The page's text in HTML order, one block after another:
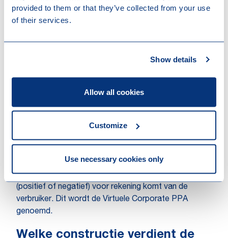
provided to them or that they’ve collected from your use
of their services.
Show details
Allow all cookies
Customize
Use necessary cookies only
subsidie van RVO ontvangt. Deze producent levert de
elektriciteit en de garanties van oorsprong – met
energiebedrijf. De verbruiker betaalt aan de producent
energiebedrijf een ‘sleeve fee’ voor de
balanceringsdiensten.
Nog wat ingewikkelder kan het ook: dan wordt de link
tussen producent en verbruiker teruggebracht tot een
‘virtuele’ levering. De groene producent verkoopt de
elektriciteit in bij zijn energiebedrijf, waarbij is
afgesproken dat het verschil tussen beide transacties
(positief of negatief) voor rekening komt van de
verbruiker. Dit wordt de Virtuele Corporate PPA
genoemd.
Welke constructie verdient de